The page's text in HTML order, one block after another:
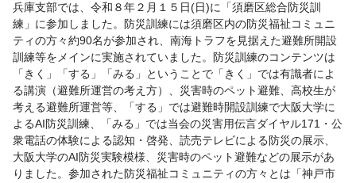
兵庫支部では、令和８年２月１５日(日)に「須磨区総合防災訓
練」に参加しました。防災訓練には須磨区内の防災福祉コミュニ
ティの方々約90名が参加され、南海トラフを見据えた避難所開設
訓練等をメインに実施されていました。防災訓練のコンテンツは
「きく」「する」「みる」ということで「きく」では有識者によ
る講演（避難所運営の考え方）、災害時のペット避難、高校生が
考える避難所運営等、「する」では避難時開設訓練で大阪大学に
よるAI防災訓練、「みる」では当会の災害用伝言ダイヤル171・公
衆電話の体験による認知・啓発、読売テレビによる防災の展示、
大阪大学のAI防災実験模様、災害時のペット避難などの展示があ
りました。参加された防災福祉コミュニティの方々とは「神戸市